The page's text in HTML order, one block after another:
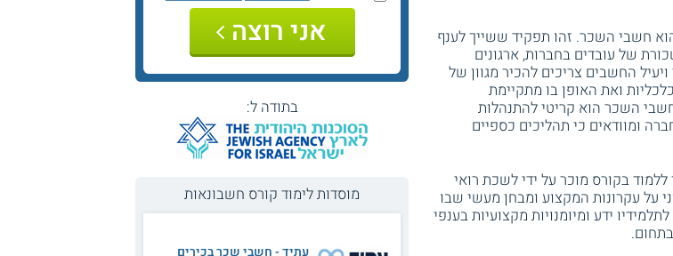
חשבי השכר. זהו תפקיד ששייך לענף
של עובדים בחברות, ארגונים
החשבים צריכים להכיר מגוון של
ואת האופן בו מתקיימת
השכר הוא קריטי להתנהלות
ומוודאים כי תהליכים כספיים
בקורס מוכר על ידי לשכת רואי
על עקרונות המקצוע ומבחן מעשי שבו
ידע ומיומנויות מקצועיות בענפי
אני רוצה
בתודה ל:
מוסדות לימוד קורס חשבונאות